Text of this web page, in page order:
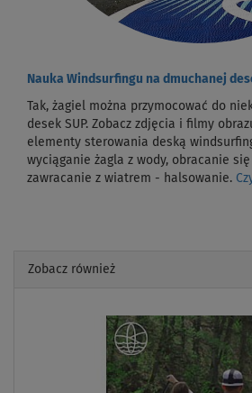
Nauka Windsurfingu na dmuchanej
Tak, żagiel można przymocować do
desek SUP. Zobacz zdjęcia i filmy
elementy sterowania deską
wyciąganie żagla z wody, obracanie
zawracanie z wiatrem - halsowanie.
Zobacz również
Previous